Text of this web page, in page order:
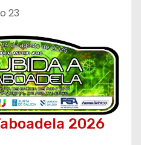
23
2026